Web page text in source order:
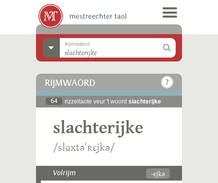
Rijmwäörd
RIJMWÄÖRD
64 rizzeltaote veur 't woord slachterijke
slachterijke
/slɑxtəˈʀɛjkə/
Volrijm -ɛjkə